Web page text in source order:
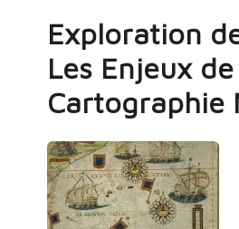
Exploration
Les Enjeux
Cartographie